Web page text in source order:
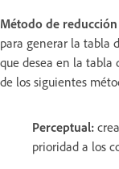
Método de
para generar la tabla
que desea en la tabla
de los siguientes
Perceptual:
prioridad a los